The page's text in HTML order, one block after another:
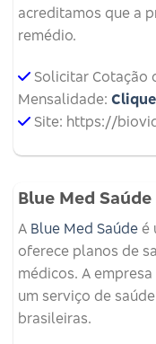
acreditamos que a
remédio.
Solicitar Cotação
Mensalidade:
Site: https://
Blue Med Saúde
A Blue Med Saúde é
oferece planos de
médicos. A
um serviço de
brasileiras.